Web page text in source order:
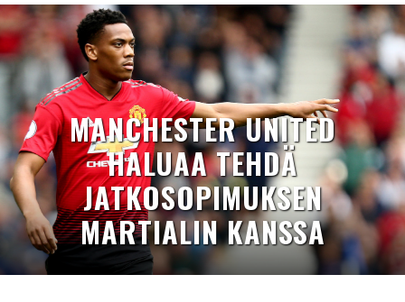
MANCHESTER UNITED
HALUAA TEHDÄ
JATKOSOPIMUKSEN
MARTIALIN KANSSA